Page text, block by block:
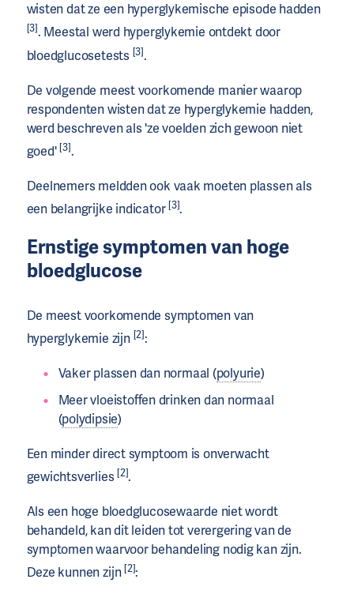
wisten dat ze een hyperglykemische episode hadden
[3]. Meestal werd hyperglykemie ontdekt door
bloedglucosetests [3].
De volgende meest voorkomende manier waarop
respondenten wisten dat ze hyperglykemie hadden,
werd beschreven als 'ze voelden zich gewoon niet
goed'[3].
Deelnemers meldden ook vaak moeten plassen als
een belangrijke indicator[3].
Ernstige symptomen van hoge
bloedglucose
De meest voorkomende symptomen van
hyperglykemie zijn [2]:
Vaker plassen dan normaal (polyurie)
Meer vloeistoffen drinken dan normaal
(polydipsie)
Een minder direct symptoom is onverwacht
gewichtsverlies[2].
Als een hoge bloedglucosewaarde niet wordt
behandeld, kan dit leiden tot verergering van de
symptomen waarvoor behandeling nodig kan zijn.
Deze kunnen zijn[2]: